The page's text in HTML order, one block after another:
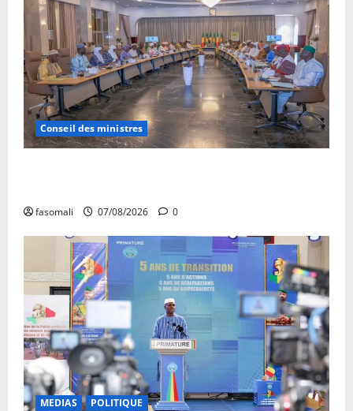
Conseil des ministres
fasomali 07/08/2026 0
MEDIAS POLITIQUE